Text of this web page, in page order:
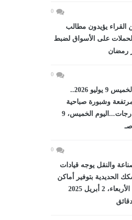
0
من القراء يؤيدون مطالب
على الأسواق لضبط
رمضان
0
طقس الخميس 9 يوليو 2026..
وشبورة صباحية
والأرصاد تكشف درجات...اليوم الخميس، 9
0
والنقل يوجه قيادات
الحديدية بتوفير أماكن
في رحلات...اليوم الأربعاء، 2 أبريل 2025